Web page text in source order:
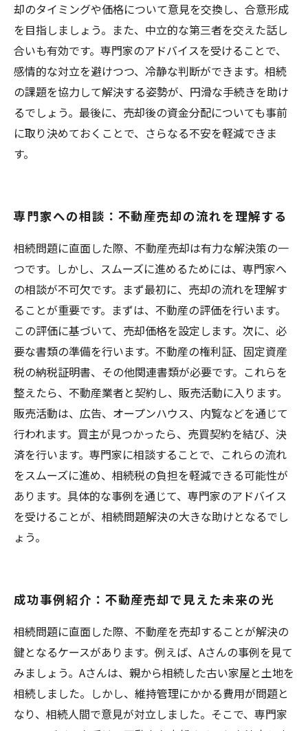
却のタイミングや価格について意見を交換し、合意形成
を目指しましょう。また、中立的な第三者を交えた話し
合いも有効です。専門家のアドバイスを受けることで、
感情的な対立を避けつつ、冷静な判断ができます。相続
の課題を協力して解決する姿勢が、円滑な手続きを助け
るでしょう。最後に、売却後の資金分配についても事前
に取り決めておくことで、さらなる不安を軽減できま
す。
専門家への相談：不動産売却の流れを理解する
相続問題に直面した際、不動産売却は有力な解決策の一
つです。しかし、スムーズに進めるためには、専門家へ
の相談が不可欠です。まず最初に、売却の流れを理解す
ることが重要です。まずは、不動産の評価を行います。
この評価に基づいて、売却価格を設定します。次に、必
要な書類の準備を行います。不動産の権利証、固定資産
税の納税証明書、その他関連書類が必要です。これらを
整えたら、不動産業者と契約し、販売活動に入ります。
販売活動は、広告、オープンハウス、内覧などを通じて
行われます。買主が見つかったら、売買契約を結び、決
済を行います。専門家に相談することで、これらの流れ
をスムーズに進め、相続税の負担を軽減できる可能性が
あります。具体的な事例を通じて、専門家のアドバイス
を受けることが、相続問題解決の大きな助けとなるでし
ょう。
成功事例紹介：不動産売却で見えた未来の光
相続問題に直面した際、不動産を売却することが解決の
鍵となるケースがあります。例えば、Aさんの事例を見て
みましょう。Aさんは、親から相続した古い家屋と土地を
相続しました。しかし、維持管理にかかる費用が問題と
なり、相続人間で意見が対立しました。そこで、専門家